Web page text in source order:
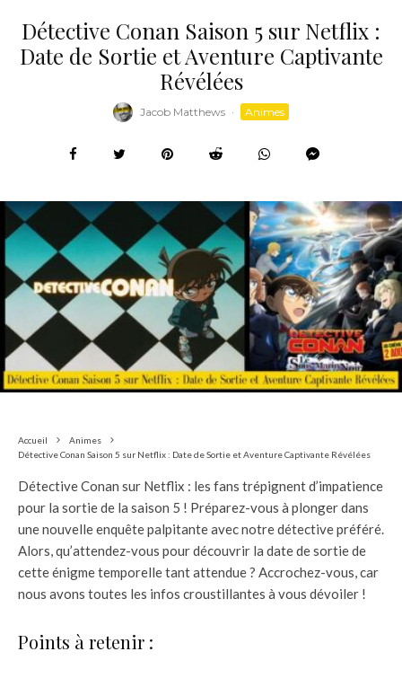
Détective Conan Saison 5 sur Netflix :
Date de Sortie et Aventure Captivante
Révélées
Jacob Matthews · Animes
Accueil
Animes
Détective Conan Saison 5 sur Netflix : Date de Sortie et Aventure Captivante Révélées
Détective Conan sur Netflix : les fans trépignent d’impatience
pour la sortie de la saison 5 ! Préparez-vous à plonger dans
une nouvelle enquête palpitante avec notre détective préféré.
Alors, qu’attendez-vous pour découvrir la date de sortie de
cette énigme temporelle tant attendue ? Accrochez-vous, car
nous avons toutes les infos croustillantes à vous dévoiler !
Points à retenir :